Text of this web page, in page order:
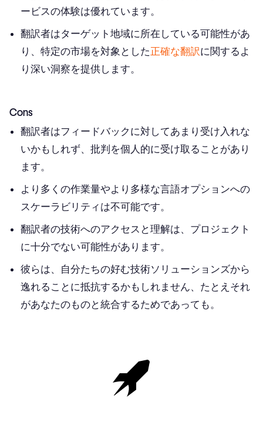
ービスの体験は優れています。
翻訳者はターゲット地域に所在している可能性があ
り、特定の市場を対象とした正確な翻訳に関するよ
り深い洞察を提供します。 ‍
Cons
翻訳者はフィードバックに対してあまり受け入れな
いかもしれず、批判を個人的に受け取ることがあり
ます。
より多くの作業量やより多様な言語オプションへの
スケーラビリティは不可能です。
翻訳者の技術へのアクセスと理解は、プロジェクト
に十分でない可能性があります。
彼らは、自分たちの好む技術ソリューションズから
逸れることに抵抗するかもしれません、たとえそれ
があなたのものと統合するためであっても。